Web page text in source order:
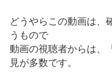
どうやらこの動画は、
うもので
動画の視聴者からは、
見が多数です。